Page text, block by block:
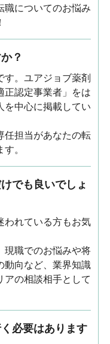
職についてのお悩み
？
す。ユアジョブ薬剤
正認定事業者」をは
を中心に掲載してい
任担当があなたの転
。
でも良いでしょ
われている方もお気
現職でのお悩みや将
動向など、業界知識
アの相談相手として
必要はあります